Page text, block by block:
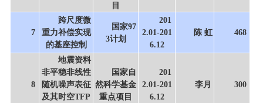
目
7
跨尺度微
重力补偿实现
的基座控制
国家97
3计划
201
2.01-201
6.12
陈 虹 468
8
地震资料
非平稳非线性
随机噪声表征
及其时空TFP
国家自
然科学基金
重点项目
201
2.01-201
6.12
李月 300